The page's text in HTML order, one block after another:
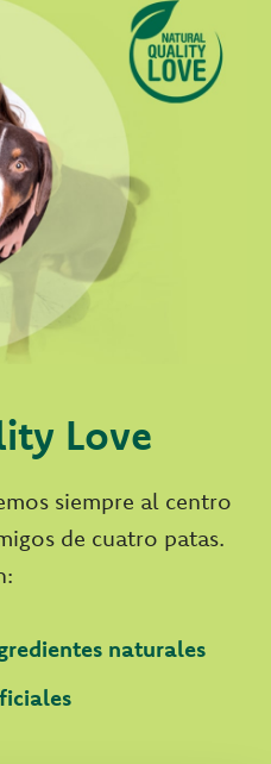
Love
siempre al centro
de cuatro patas.
naturales